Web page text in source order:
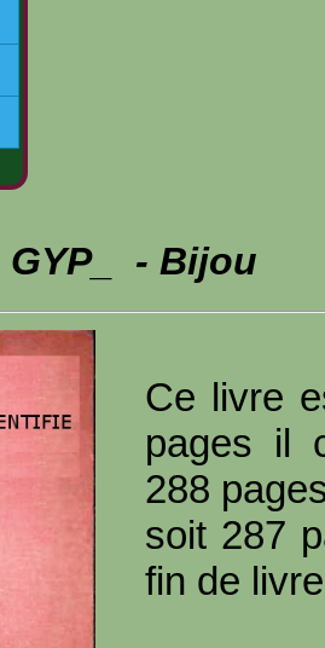
- Bijou
Ce livre
pages il
288
soit 287
fin de